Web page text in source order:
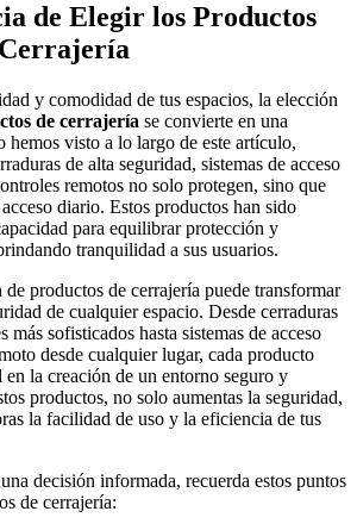
de Elegir los Productos
y comodidad de tus espacios, la elección
de cerrajería se convierte en una
hemos visto a lo largo de este artículo,
de alta seguridad, sistemas de acceso
remotos no solo protegen, sino que
diario. Estos productos han sido
para equilibrar protección y
tranquilidad a sus usuarios.
de productos de cerrajería puede transformar
de cualquier espacio. Desde cerraduras
más sofisticados hasta sistemas de acceso
desde cualquier lugar, cada producto
en la creación de un entorno seguro y
productos, no solo aumentas la seguridad,
la facilidad de uso y la eficiencia de tus
decisión informada, recuerda estos puntos
de cerrajería: